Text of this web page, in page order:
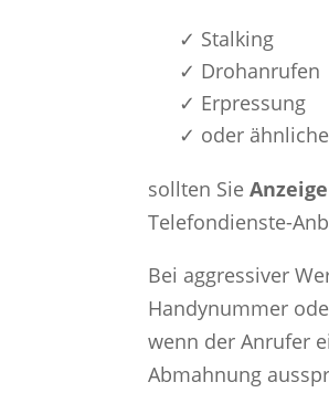
✓ Stalking
✓ Drohanrufen
✓ Erpressung
✓ oder
sollten Sie
Telefondienste-
Bei aggressiver
Handynummer
wenn der Anrufer
Abmahnung